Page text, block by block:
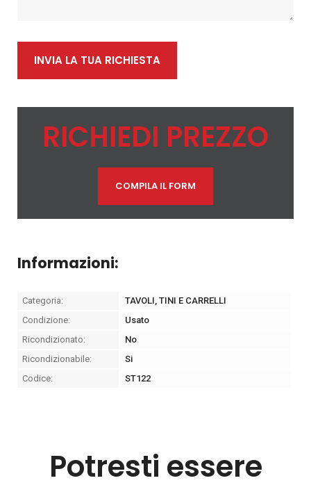
INVIA LA TUA RICHIESTA
RICHIEDI PREZZO
COMPILA IL FORM
Informazioni:
Categoria:
TAVOLI, TINI E CARRELLI
Condizione:
Usato
Ricondizionato:
No
Ricondizionabile:
Si
Codice:
ST122
Potresti essere